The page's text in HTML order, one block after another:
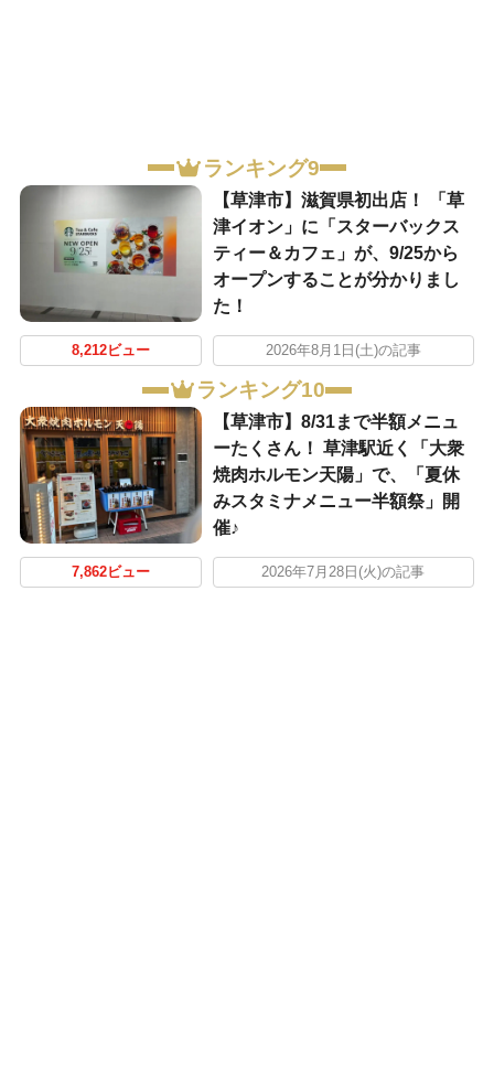
ランキング9
【草津市】滋賀県初出店！ 「草
津イオン」に「スターバックス
ティー＆カフェ」が、9/25から
オープンすることが分かりまし
た！
8,212ビュー 2026年8月1日(土)の記事
ランキング10
【草津市】8/31まで半額メニュ
ーたくさん！ 草津駅近く「大衆
焼肉ホルモン天陽」で、「夏休
みスタミナメニュー半額祭」開
催♪
7,862ビュー 2026年7月28日(火)の記事